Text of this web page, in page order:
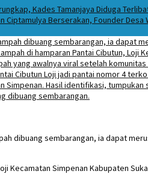
Kades Tamanjaya Diduga
Ciptamulya Berserakan, Founder Desa
dibuang sembarangan, ia dapat
Kecamatan Simpenan Kabupaten